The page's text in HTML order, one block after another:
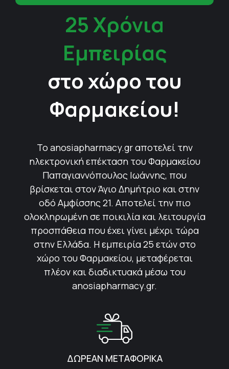
25 Χρόνια
Εμπειρίας
στο χώρο του
Φαρμακείου!
Το anosiapharmacy.gr αποτελεί την
ηλεκτρονική επέκταση του Φαρμακείου
Παπαγιαννόπουλος Ιωάννης, που
βρίσκεται στον Άγιο Δημήτριο και στην
οδό Αμφίσσης 21. Αποτελεί την πιο
ολοκληρωμένη σε ποικιλία και λειτουργία
προσπάθεια που έχει γίνει μέχρι τώρα
στην Ελλάδα. Η εμπειρία 25 ετών στο
χώρο του Φαρμακείου, μεταφέρεται
πλέον και διαδικτυακά μέσω του
anosiapharmacy.gr.
ΔΩΡΕΑΝ ΜΕΤΑΦΟΡΙΚΑ